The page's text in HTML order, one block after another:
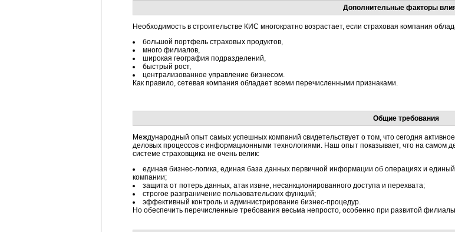
Дополнительные факторы
Необходимость в строительстве КИС многократно возрастает, если страховая компания
большой портфель страховых продуктов,
много филиалов,
широкая география подразделений,
быстрый рост,
централизованное управление бизнесом.
Как правило, сетевая компания обладает всеми перечисленными признаками.
Общие требования
Международный опыт самых успешных компаний свидетельствует о том, что сегодня
деловых процессов с информационными технологиями. Наш опыт показывает, что на самом
системе страховщика не очень велик:
единая бизнес-логика, единая база данных первичной информации об операциях и
компании;
защита от потерь данных, атак извне, несанкционированного доступа и перехвата;
строгое разграничение пользовательских функций;
эффективный контроль и администрирование бизнес-процедур.
Но обеспечить перечисленные требования весьма непросто, особенно при развитой